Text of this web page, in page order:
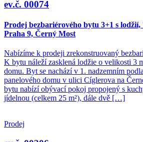
ev.č. 00074
Prodej bezbariérového bytu 3+1 s lodžií,
Praha 9, Černý Most
Nabízíme k prodeji zrekonstruovaný
K bytu náleží zasklená lodžie o velikosti 3
domu. Byt se nachází v 1. nadzemním
panelového domu v ulici Cíglerova na
bytu nabízí obývací pokoj propojený s
jídelnou (celkem 25 m²), dále dvě […]
Prodej